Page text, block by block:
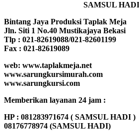
SAMSUL HADI
Bintang Jaya Produksi Taplak Meja
Jln. Siti 1 No.40 Mustikajaya Bekasi
Tlp : 021-82619088/021-82601199
Fax : 021-82619089
web: www.taplakmeja.net
www.sarungkursimurah.com
www.sarungkursi.com
Memberikan layanan 24 jam :
HP : 081283971674 ( SAMSUL HADI )
08176778974 (SAMSUL HADI)